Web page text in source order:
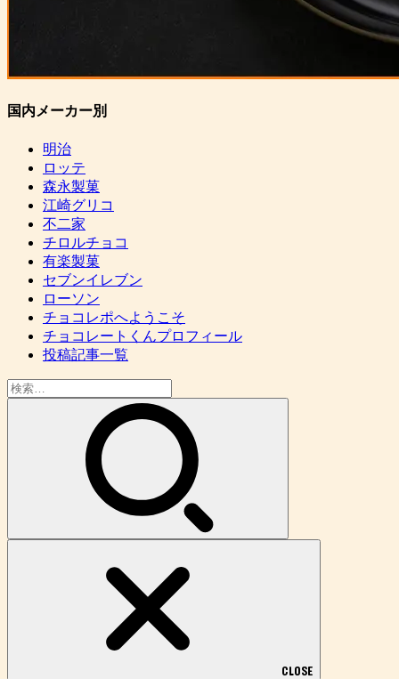
国内メーカー別
明治
ロッテ
森永製菓
江崎グリコ
不二家
チロルチョコ
有楽製菓
セブンイレブン
ローソン
チョコレポへようこそ
チョコレートくんプロフィール
投稿記事一覧
検
索:
CLOSE